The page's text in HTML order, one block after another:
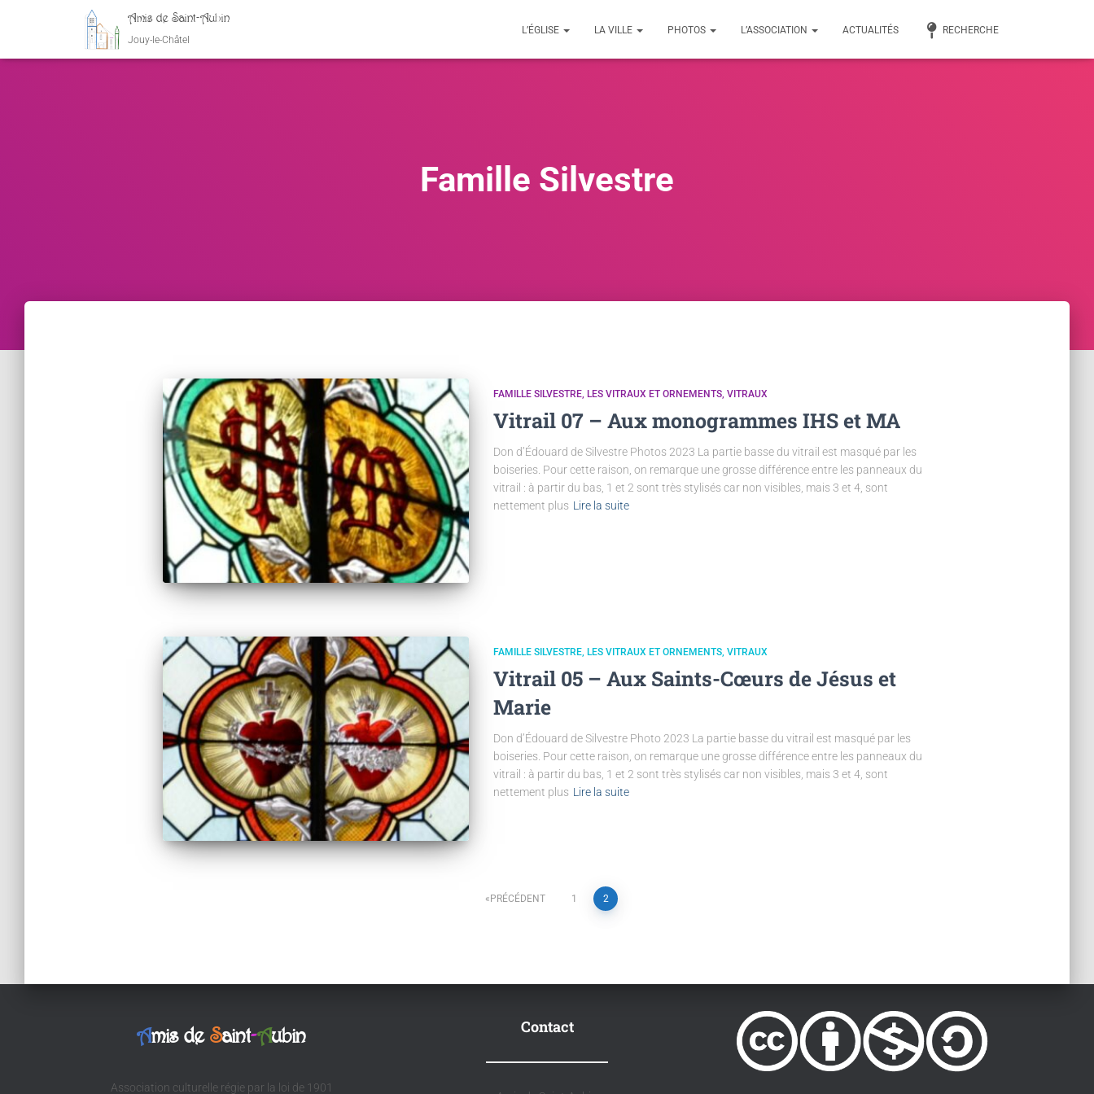
Amis de Saint-Aubin
Jouy-le-Châtel
L’ÉGLISE LA VILLE PHOTOS L’ASSOCIATION ACTUALITÉS RECHERCHE
Famille Silvestre
FAMILLE SILVESTRE LES VITRAUX ET ORNEMENTS VITRAUX
Vitrail 07 – Aux monogrammes IHS et MA
Don d’Édouard de Silvestre Photos 2023 La partie basse du vitrail est masqué par les
boiseries. Pour cette raison, on remarque une grosse différence entre les panneaux du
vitrail : à partir du bas, 1 et 2 sont très stylisés car non visibles, mais 3 et 4, sont
nettement plus Lire la suite
FAMILLE SILVESTRE LES VITRAUX ET ORNEMENTS VITRAUX
Vitrail 05 – Aux Saints-Cœurs de Jésus et
Marie
Don d’Édouard de Silvestre Photo 2023 La partie basse du vitrail est masqué par les
boiseries. Pour cette raison, on remarque une grosse différence entre les panneaux du
vitrail : à partir du bas, 1 et 2 sont très stylisés car non visibles, mais 3 et 4, sont
nettement plus Lire la suite
PRÉCÉDENT 1 2
Amis de Saint-Aubin
Association culturelle régie par la loi de 1901
Contact